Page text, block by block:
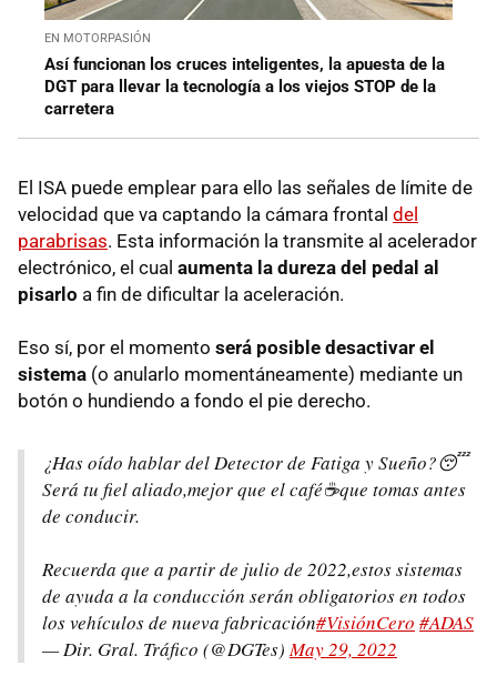
EN MOTORPASIÓN
Así funcionan los cruces inteligentes, la apuesta de la
DGT para llevar la tecnología a los viejos STOP de la
carretera
El ISA puede emplear para ello las señales de límite de
velocidad que va captando la cámara frontal del
parabrisas. Esta información la transmite al acelerador
electrónico, el cual aumenta la dureza del pedal al
pisarlo a fin de dificultar la aceleración.
Eso sí, por el momento será posible desactivar el
sistema (o anularlo momentáneamente) mediante un
botón o hundiendo a fondo el pie derecho.
¿Has oído hablar del Detector de Fatiga y Sueño?😴
Será tu fiel aliado,mejor que el café☕que tomas antes
de conducir.​
Recuerda que a partir de julio de 2022,estos sistemas
de ayuda a la conducción serán obligatorios en todos
los vehículos de nueva fabricación#VisiónCero #ADAS
— Dir. Gral. Tráfico (@DGTes)May 29, 2022